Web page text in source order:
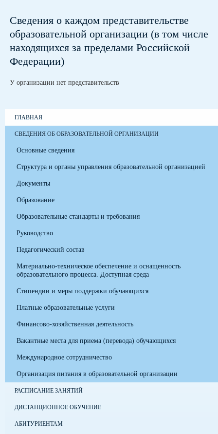
Сведения о каждом представительстве
образовательной организации (в том числе
находящихся за пределами Российской
Федерации)
У организации нет представительств
ГЛАВНАЯ
СВЕДЕНИЯ ОБ ОБРАЗОВАТЕЛЬНОЙ ОРГАНИЗАЦИИ
Основные сведения
Структура и органы управления образовательной организацией
Документы
Образование
Образовательные стандарты и требования
Руководство
Педагогический состав
Материально-техническое обеспечение и оснащенность
образовательного процесса. Доступная среда
Стипендии и меры поддержки обучающихся
Платные образовательные услуги
Финансово-хозяйственная деятельность
Вакантные места для приема (перевода) обучающихся
Международное сотрудничество
Организация питания в образовательной организации
РАСПИСАНИЕ ЗАНЯТИЙ
ДИСТАНЦИОННОЕ ОБУЧЕНИЕ
АБИТУРИЕНТАМ